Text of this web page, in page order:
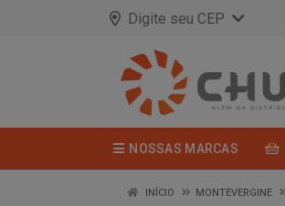
Digite seu CEP
NOSSAS MARCAS
INÍCIO MONTEVERGINE